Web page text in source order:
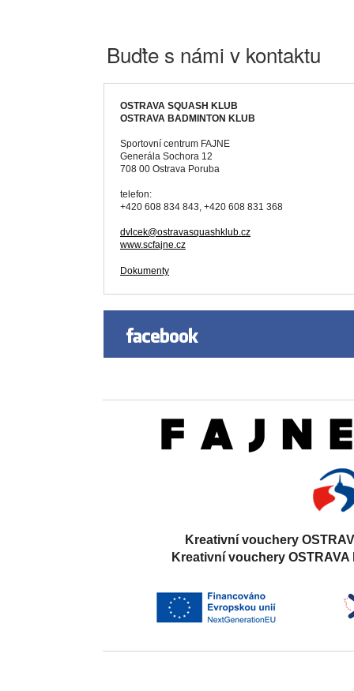
Buďte s námi v kontaktu
OSTRAVA SQUASH KLUB
OSTRAVA BADMINTON KLUB
Sportovní centrum FAJNE
Generála Sochora 12
708 00 Ostrava Poruba
telefon:
+420 608 834 843, +420 608 831 368
dvlcek@ostravasquashklub.cz
www.scfajne.cz
Dokumenty
Kreativní vouchery
Kreativní vouchery OSTRAVA